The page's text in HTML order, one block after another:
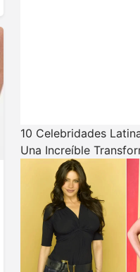
10 Celebridades
Una Increíble